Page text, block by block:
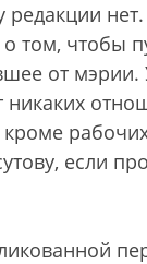
редакции
том, чтобы
от
никаких
кроме
если